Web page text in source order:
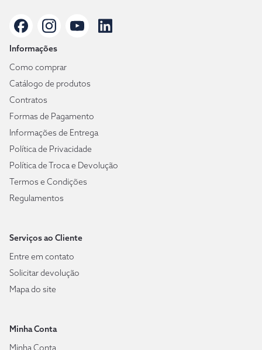
Informações
Como comprar
Catálogo de produtos
Contratos
Formas de Pagamento
Informações de Entrega
Política de Privacidade
Política de Troca e Devolução
Termos e Condições
Regulamentos
Serviços ao Cliente
Entre em contato
Solicitar devolução
Mapa do site
Minha Conta
Minha Conta